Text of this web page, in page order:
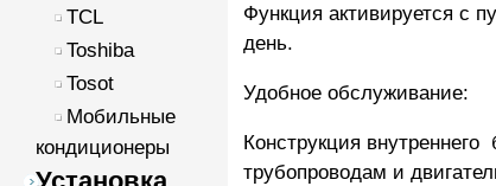
TCL
Toshiba
Tosot
Мобильные
кондиционеры
Функция активируется с
день.
Удобное обслуживание:
Конструкция
трубопроводам и